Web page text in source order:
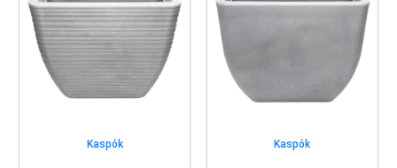
Kaspók Kaspók